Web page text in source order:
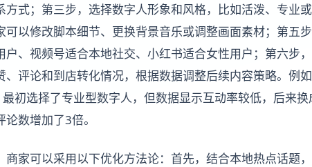
式；第三步，选择数字人形象和风格，比如活泼、专业或
可以修改脚本细节、更换背景音乐或调整画面素材；第五
户、视频号适合本地社交、小红书适合女性用户；第六步
、评论和到店转化情况，根据数据调整后续内容策略。例
最初选择了专业型数字人，但数据显示互动率较低，后来
数增加了3倍。
商家可以采用以下优化方法论：首先，结合本地热点话题